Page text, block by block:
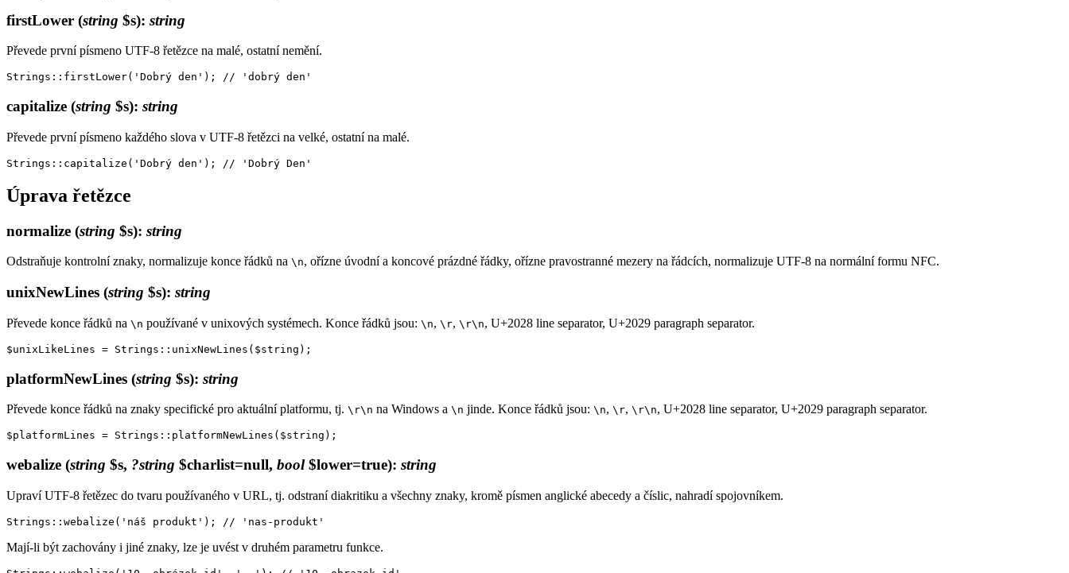
firstLower (string $s): string
Převede první písmeno UTF-8 řetězce na malé, ostatní nemění.
capitalize (string $s): string
Převede první písmeno každého slova v UTF-8 řetězci na velké, ostatní na malé.
Úprava řetězce
normalize (string $s): string
Odstraňuje kontrolní znaky, normalizuje konce řádků na \n, ořízne úvodní a koncové prázdné řádky, ořízne pravostranné mezery na řádcích, normalizuje UTF-8 na normální formu NFC.
unixNewLines (string $s): string
Převede konce řádků na \n používané v unixových systémech. Konce řádků jsou: \n, \r, \r\n, U+2028 line separator, U+2029 paragraph separator.
platformNewLines (string $s): string
Převede konce řádků na znaky specifické pro aktuální platformu, tj. \r\n na Windows a \n jinde. Konce řádků jsou: \n, \r, \r\n, U+2028 line separator, U+2029 paragraph separator.
webalize (string $s, ?string $charlist=null, bool$lower=true): string
Upraví UTF-8 řetězec do tvaru používaného v URL, tj. odstraní diakritiku a všechny znaky, kromě písmen anglické abecedy a číslic, nahradí spojovníkem.
Mají-li být zachovány i jiné znaky, lze je uvést v druhém parametru funkce.